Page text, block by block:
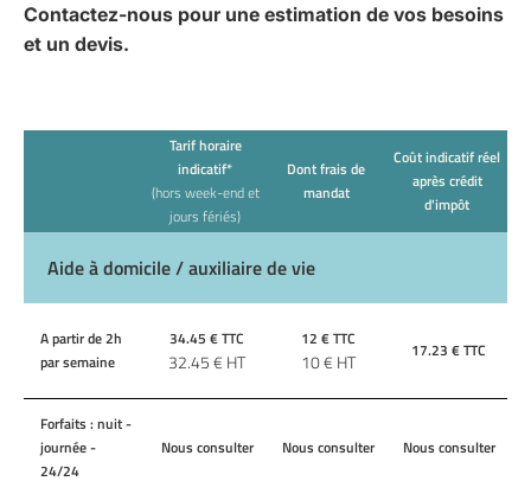
Contactez-nous pour une estimation de vos besoins
et un devis.
Tarif horaire
indicatif*
(hors week-end et
jours fériés)
Dont frais de
mandat
Coût indicatif réel
après crédit
d'impôt
Aide à domicile / auxiliaire de vie
A partir de 2h
par semaine
34.45 € TTC
32.45€ HT
12 € TTC
10€ HT 17.23 € TTC
Forfaits : nuit -
journée -
24/24
Nous consulter Nous consulter Nous consulter